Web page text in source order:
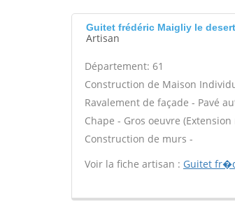
Guitet frédéric Maigliy le desert
Artisan
Département: 61
Construction de Maison
Ravalement de façade - Pavé
Chape - Gros oeuvre
Construction de murs -
Voir la fiche artisan : Guitet